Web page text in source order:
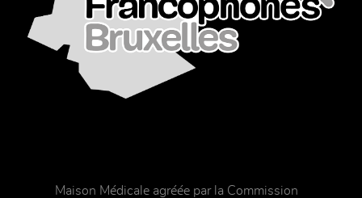
Maison Médicale agréée par la Commission